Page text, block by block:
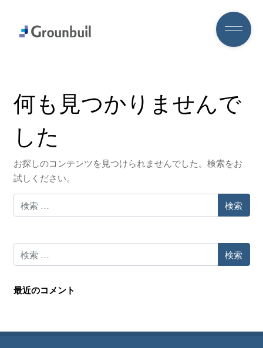
何も見つかりませんで
した
お探しのコンテンツを見つけられませんでした。検索をお
試しください。
検索
検索
最近のコメント